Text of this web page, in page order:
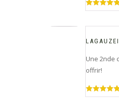
Note5sur
Note5sur
Une 2nde
offrir!